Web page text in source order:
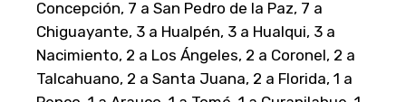
Concepción, 7 a San Pedro de la Paz, 7 a
Chiguayante, 3 a Hualpén, 3 a Hualqui, 3 a
Nacimiento, 2 a Los Ángeles, 2 a Coronel, 2 a
Talcahuano, 2 a Santa Juana, 2 a Florida, 1 a